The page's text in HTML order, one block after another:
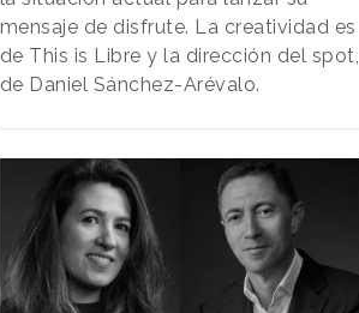
mensaje de disfrute. La creatividad es
de This is Libre y la dirección del spot,
de Daniel Sánchez-Arévalo.